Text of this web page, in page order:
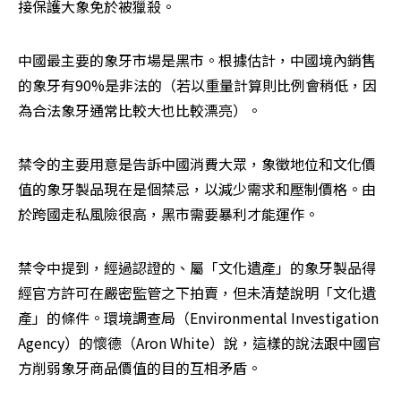
接保護大象免於被獵殺。
中國最主要的象牙市場是黑市。根據估計，中國境內銷售
的象牙有90%是非法的（若以重量計算則比例會稍低，因
為合法象牙通常比較大也比較漂亮）。
禁令的主要用意是告訴中國消費大眾，象徵地位和文化價
值的象牙製品現在是個禁忌，以減少需求和壓制價格。由
於跨國走私風險很高，黑市需要暴利才能運作。
禁令中提到，經過認證的、屬「文化遺產」的象牙製品得
經官方許可在嚴密監管之下拍賣，但未清楚說明「文化遺
產」的條件。環境調查局（Environmental Investigation
Agency）的懷德（Aron White）說，這樣的說法跟中國官
方削弱象牙商品價值的目的互相矛盾。